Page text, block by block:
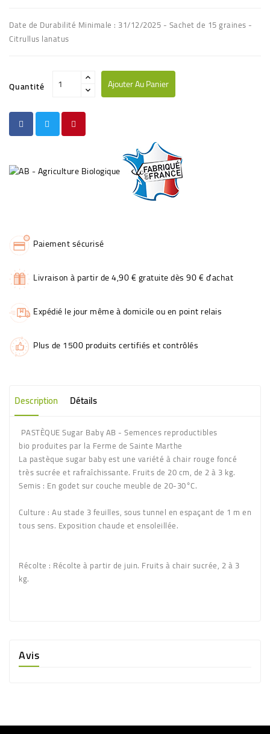
Date de Durabilité Minimale : 31/12/2025 - Sachet de 15 graines -
Citrullus lanatus
Quantité Ajouter Au Panier
Paiement sécurisé
Livraison à partir de 4,90 € gratuite dès 90 € d'achat
Expédié le jour même à domicile ou en point relais
Plus de 1500 produits certifiés et contrôlés
Description Détails
PASTÈQUE Sugar Baby AB - Semences reproductibles
bio produites par la Ferme de Sainte Marthe
La pastèque sugar baby est une variété à chair rouge foncé
très sucrée et rafraîchissante. Fruits de 20 cm, de 2 à 3 kg.
Semis : En godet sur couche meuble de 20-30°C.
Culture : Au stade 3 feuilles, sous tunnel en espaçant de 1 m en
tous sens. Exposition chaude et ensoleillée.
Récolte : Récolte à partir de juin. Fruits à chair sucrée, 2 à 3
kg.
Avis